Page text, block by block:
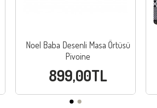
Noel Baba Desenli Masa Örtüsü
Pivoine
899,00TL